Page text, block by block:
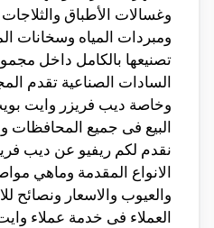
وغسالات الأطباق والثلاجات
ومبردات المياه وسخانات
تصنيعها بالكامل داخل
السادات الصناعية تقدم
وخاصة ديب فريزر وايت
البيع فى جميع المحافظات
نقدم لكم ريفيو عن ديب
الانواع المقدمة وماهي
والعيوب والاسعار ونصائح
العملاء فى خدمة عملاء